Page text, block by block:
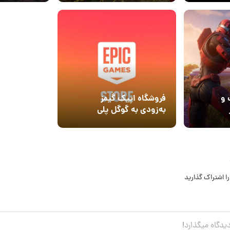
و
فروشگاه اپیک گیمز
به‌زودی به گوگل پلی
اشتراک گذارید